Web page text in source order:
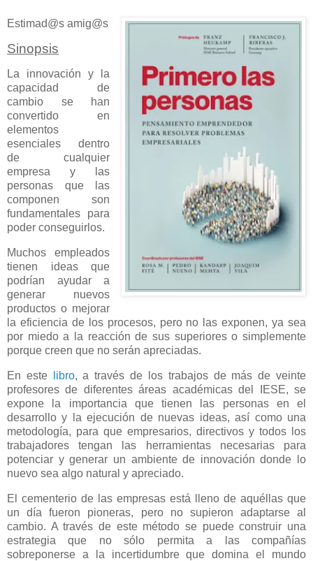
Estimad@s amig@s
Sinopsis
La innovación y la
capacidad de
cambio se han
convertido en
elementos
esenciales dentro
de cualquier
empresa y las
personas que las
componen son
fundamentales para
poder conseguirlos.
Muchos empleados
tienen ideas que
podrían ayudar a
generar nuevos
productos o mejorar
la eficiencia de los procesos, pero no las exponen, ya sea
por miedo a la reacción de sus superiores o simplemente
porque creen que no serán apreciadas.
En este libro, a través de los trabajos de más de veinte
profesores de diferentes áreas académicas del IESE, se
expone la importancia que tienen las personas en el
desarrollo y la ejecución de nuevas ideas, así como una
metodología, para que empresarios, directivos y todos los
trabajadores tengan las herramientas necesarias para
potenciar y generar un ambiente de innovación donde lo
nuevo sea algo natural y apreciado.
El cementerio de las empresas está lleno de aquéllas que
un día fueron pioneras, pero no supieron adaptarse al
cambio. A través de este método se puede construir una
estrategia que no sólo permita a las compañías
sobreponerse a la incertidumbre que domina el mundo